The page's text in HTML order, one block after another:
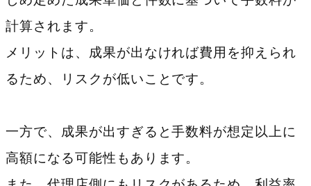
計算されます。
メリットは、成果が出なければ費用を抑えられ
るため、リスクが低いことです。
一方で、成果が出すぎると手数料が想定以上に
高額になる可能性もあります。